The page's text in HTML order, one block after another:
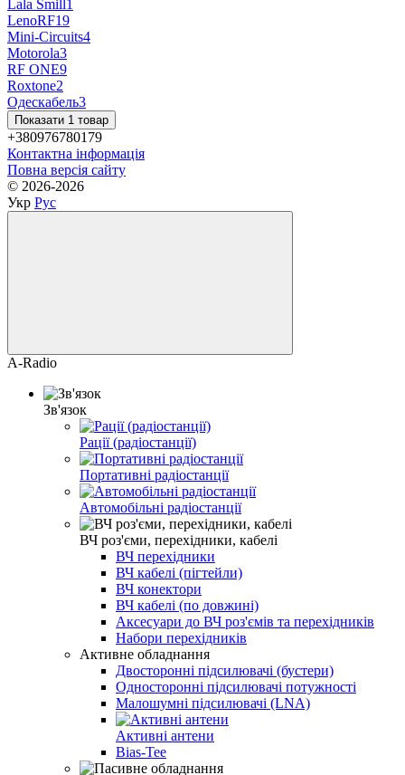
Lala Smill 1
LenoRF19
Mini-Circuits4
Motorola3
RF ONE9
Roxtone2
Одескабель3
Показати 1 товар
+380976780179
Контактна інформація
Повна версія сайту
© 2026-2026
Укр Рус
A-Radio
Зв'язок
Рації (радіостанції)
Портативні радіостанції
Автомобільні радіостанції
ВЧ роз'єми, перехідники, кабелі
ВЧ перехідники
ВЧ кабелі (пігтейли)
ВЧ конектори
ВЧ кабелі (по довжині)
Аксесуари до ВЧ роз'ємів та перехідників
Набори перехідників
Активне обладнання
Двосторонні підсилювачі (бустери)
Односторонні підсилювачі потужності
Малошумні підсилювачі (LNA)
Активні антени
Bias-Tee